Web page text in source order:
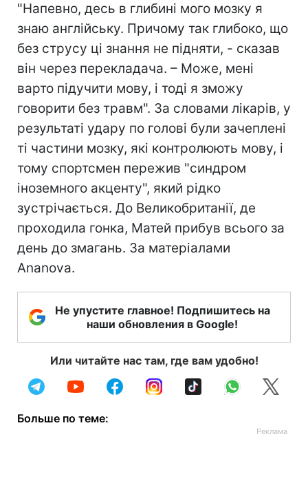
"Напевно, десь в глибині мого мозку я
знаю англійську. Причому так глибоко, що
без струсу ці знання не підняти, - сказав
він через перекладача. – Може, мені
варто підучити мову, і тоді я зможу
говорити без травм". За словами лікарів, у
результаті удару по голові були зачеплені
ті частини мозку, які контролюють мову, і
тому спортсмен пережив "синдром
іноземного акценту", який рідко
зустрічається. До Великобританії, де
проходила гонка, Матей прибув всього за
день до змагань. За матеріалами
Ananova.
Не упустите главное! Подпишитесь на
наши обновления в Google!
Или читайте нас там, где вам удобно!
Больше по теме: